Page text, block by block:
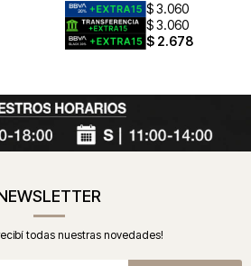
$ 3.060
$ 3.060
$ 2.678
todas nuestras novedades!